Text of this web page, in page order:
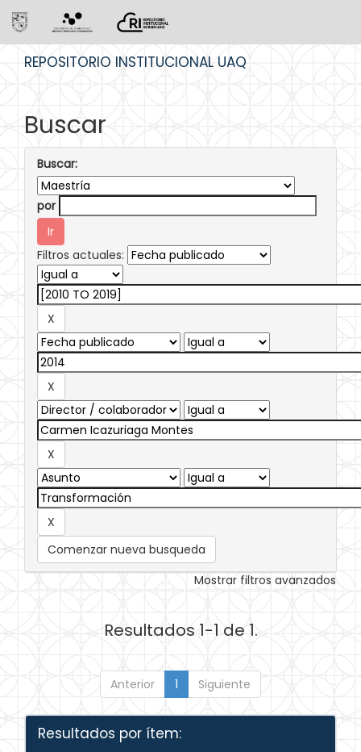
REPOSITORIO INSTITUCIONAL UAQ
Buscar
Buscar:
por
Filtros actuales:
Comenzar nueva busqueda
Mostrar filtros avanzados
Resultados 1-1 de 1.
Anterior 1 Siguiente
Resultados por ítem: